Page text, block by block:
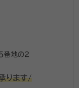
ータルでお手伝
も事前連絡によ
限は設けず、依
ください。
番地の２
ります/